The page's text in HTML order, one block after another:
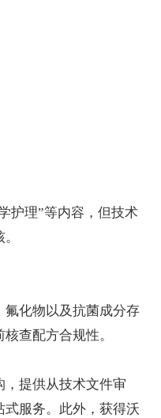
护理”等内容，但技术
氟化物以及抗菌成分存
查配方合规性。
，提供从技术文件审
服务。此外，获得沃